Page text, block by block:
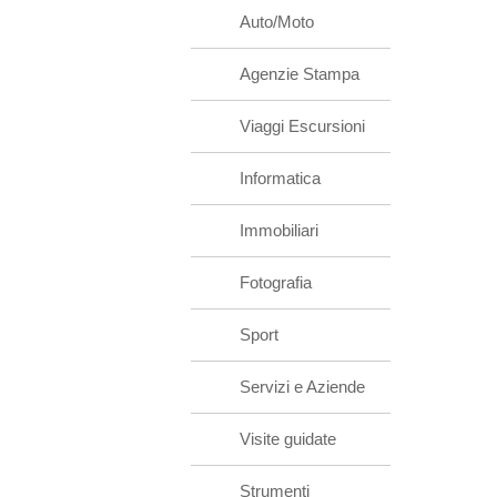
Auto/Moto
Agenzie Stampa
Viaggi Escursioni
Informatica
Immobiliari
Fotografia
Sport
Servizi e Aziende
Visite guidate
Strumenti